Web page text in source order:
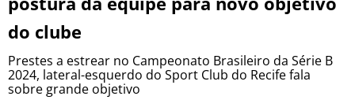
do clube
Prestes a estrear no Campeonato Brasileiro da Série B
2024, lateral-esquerdo do Sport Club do Recife fala
sobre grande objetivo